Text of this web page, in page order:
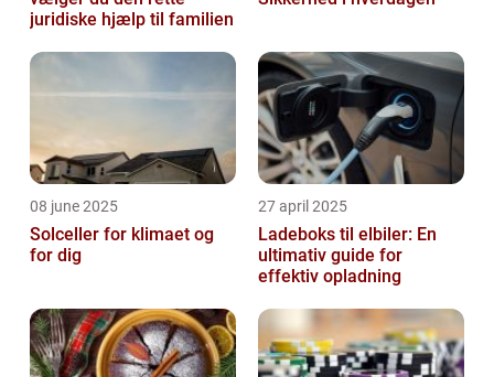
juridiske hjælp til familien
08 june 2025
Solceller for klimaet og
for dig
27 april 2025
Ladeboks til elbiler: En
ultimativ guide for
effektiv opladning